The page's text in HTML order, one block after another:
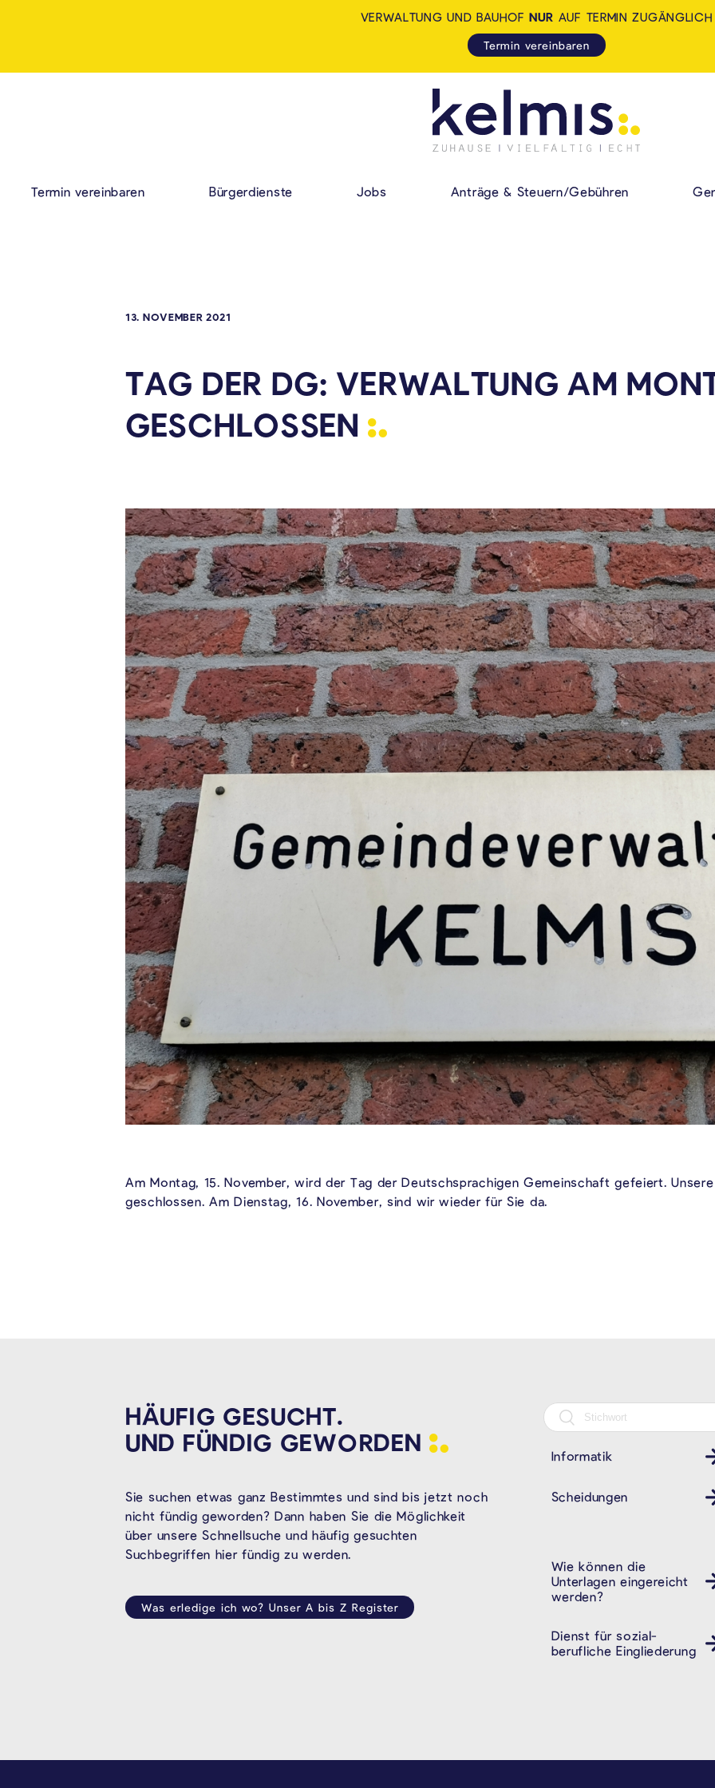
HAUPMENÜ
Termin vereinbaren Bürgerdienste Jobs Anträge & Steuern/Gebühren
VERWALTUNG UND BAUHOF NUR AUF TERMIN ZUGÄNGLICH
Termin vereinbaren
13. NOVEMBER 2021
TAG DER DG: VERWALTUNG AM
GESCHLOSSEN
Am Montag, 15. November, wird der Tag der Deutschsprachigen Gemeinschaft gefeiert.
geschlossen. Am Dienstag, 16. November, sind wir wieder für Sie da.
HÄUFIG GESUCHT.
UND FÜNDIG GEWORDEN
Sie suchen etwas ganz Bestimmtes und sind bis jetzt noch
nicht fündig geworden? Dann haben Sie die Möglichkeit
über unsere Schnellsuche und häufig gesuchten
Suchbegriffen hier fündig zu werden.
Was erledige ich wo? Unser A bis Z Register
Informatik
Scheidungen
Wie können die
Unterlagen eingereicht
werden?
Dienst für sozial-
berufliche Eingliederung
cpas öhsz dsbe